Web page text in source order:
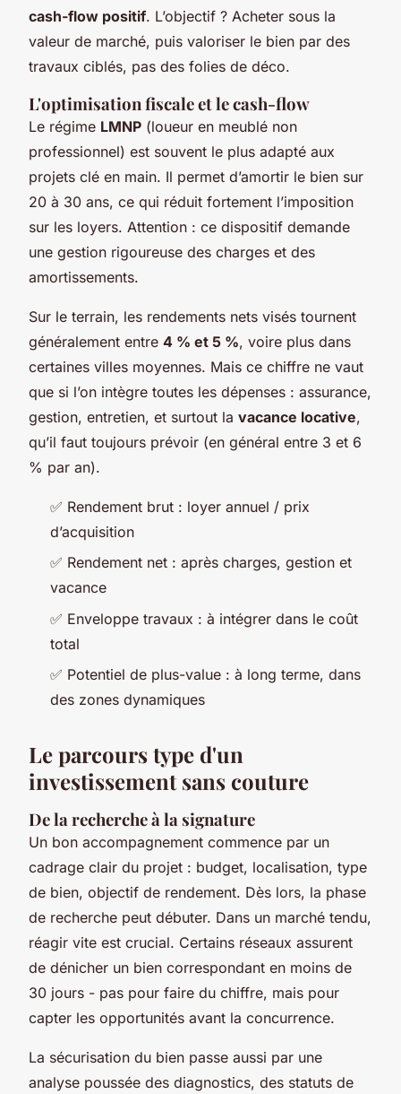
cash-flow positif. L’objectif ? Acheter sous la
valeur de marché, puis valoriser le bien par des
travaux ciblés, pas des folies de déco.
L'optimisation fiscale et le cash-flow
Le régime LMNP (loueur en meublé non
professionnel) est souvent le plus adapté aux
projets clé en main. Il permet d’amortir le bien sur
20 à 30 ans, ce qui réduit fortement l’imposition
sur les loyers. Attention : ce dispositif demande
une gestion rigoureuse des charges et des
amortissements.
Sur le terrain, les rendements nets visés tournent
généralement entre 4 % et 5 %, voire plus dans
certaines villes moyennes. Mais ce chiffre ne vaut
que si l’on intègre toutes les dépenses : assurance,
gestion, entretien, et surtout la vacance locative,
qu’il faut toujours prévoir (en général entre 3 et 6
% par an).
✅ Rendement brut : loyer annuel / prix
d’acquisition
✅ Rendement net : après charges, gestion et
vacance
✅ Enveloppe travaux : à intégrer dans le coût
total
✅ Potentiel de plus-value : à long terme, dans
des zones dynamiques
Le parcours type d'un
investissement sans couture
De la recherche à la signature
Un bon accompagnement commence par un
cadrage clair du projet : budget, localisation, type
de bien, objectif de rendement. Dès lors, la phase
de recherche peut débuter. Dans un marché tendu,
réagir vite est crucial. Certains réseaux assurent
de dénicher un bien correspondant en moins de
30 jours - pas pour faire du chiffre, mais pour
capter les opportunités avant la concurrence.
La sécurisation du bien passe aussi par une
analyse poussée des diagnostics, des statuts de